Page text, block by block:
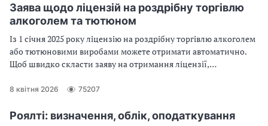
Заява щодо ліцензій на роздрібну торгівлю
алкоголем та тютюном
Із 1 січня 2025 року ліцензію на роздрібну торгівлю алкоголем
або тютюновими виробами можете отримати автоматично.
Щоб швидко скласти заяву на отримання ліцензії,
8 квітня 2026 75207
Роялті: визначення, облік, оподаткування